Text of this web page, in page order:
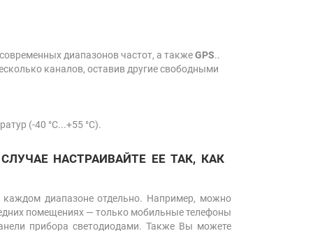
диапазонов частот, а такжеGPS..
каналов, оставив другие свободными
(-40 °C...+55 °C).
НАСТРАИВАЙТЕ ЕЕ ТАК, КАК
каждом диапазоне отдельно. Например, можно
помещениях — только мобильные телефоны
прибора светодиодами. Также Вы можете